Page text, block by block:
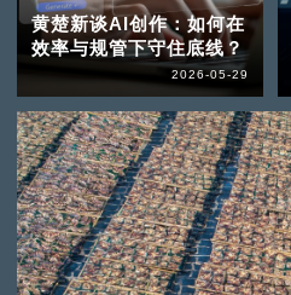
黄楚新谈AI创作：如何在
效率与规管下守住底线？
2026-05-29